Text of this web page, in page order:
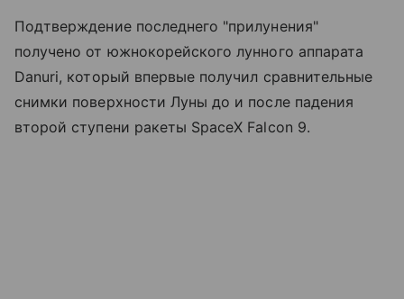
Подтверждение последнего "прилунения"
получено от южнокорейского лунного аппарата
Danuri, который впервые получил сравнительные
снимки поверхности Луны до и после падения
второй ступени ракеты SpaceX Falcon 9.